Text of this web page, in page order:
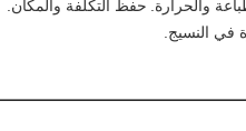
حفظ التكلفة والمكان.